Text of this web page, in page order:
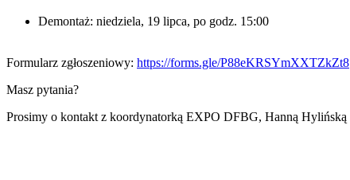
Demontaż: niedziela, 19 lipca, po godz. 15:00
Formularz zgłoszeniowy: https://forms.gle/P88eKRSYmXXTZkZt8
Masz pytania?
Prosimy o kontakt z koordynatorką EXPO DFBG, Hanną Hylińską